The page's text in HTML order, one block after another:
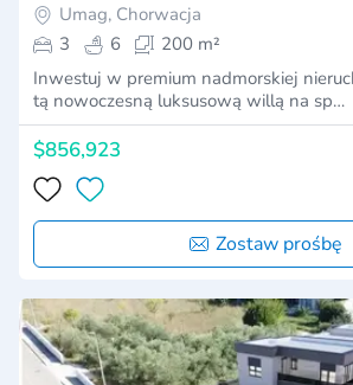
Umag, Chorwacja
3
6
200 m²
Inwestuj w premium nadmorskiej
tą nowoczesną luksusową willą na sp…
$856,923
Zostaw prośbę